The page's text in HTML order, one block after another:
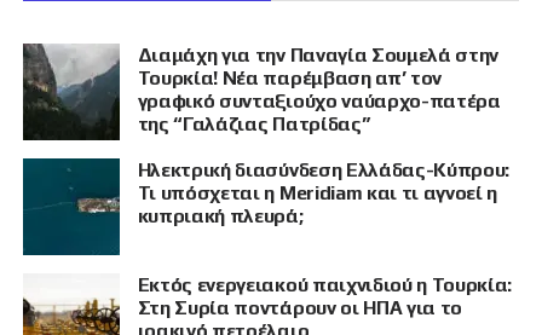
Διαμάχη για την Παναγία Σουμελά στην
Τουρκία! Νέα παρέμβαση απ’ τον
γραφικό συνταξιούχο ναύαρχο-πατέρα
της “Γαλάζιας Πατρίδας”
Ηλεκτρική διασύνδεση Ελλάδας-Κύπρου:
Τι υπόσχεται η Meridiam και τι αγνοεί η
κυπριακή πλευρά;
Εκτός ενεργειακού παιχνιδιού η Τουρκία:
Στη Συρία ποντάρουν οι ΗΠΑ για το